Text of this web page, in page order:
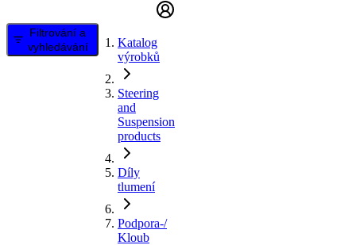
Filtrování a
vyhledávání
Katalog
výrobků
Steering
and
Suspension
products
Díly
tlumení
Podpora-/
Kloub